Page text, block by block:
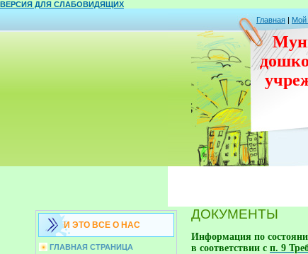
ВЕРСИЯ ДЛЯ СЛАБОВИДЯЩИХ
Главная | Мой
И ЭТО ВСЕ О НАС
ГЛАВНАЯ СТРАНИЦА
ДОКУМЕНТЫ
Информация по
в соответствии с п. 9